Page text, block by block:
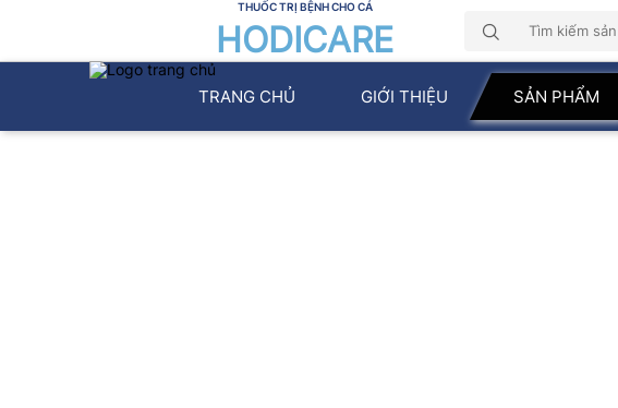
THUỐC TRỊ BỆNH CHO CÁ
HODICARE
TRANG CHỦ GIỚI THIỆU SẢN PHẨM